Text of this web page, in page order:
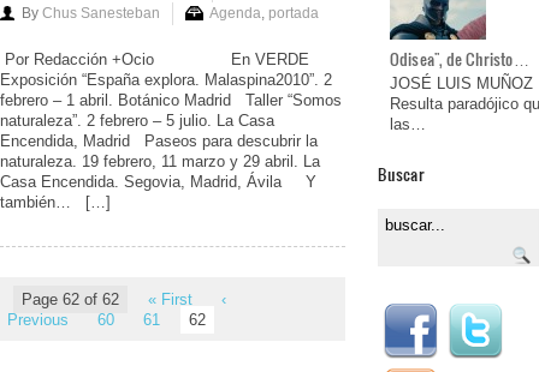
By Chus Sanesteban Agenda, portada
Por Redacción +Ocio En VERDE
Exposición “España explora. Malaspina2010”. 2
febrero – 1 abril. Botánico Madrid Taller “Somos
naturaleza”. 2 febrero – 5 julio. La Casa
Encendida, Madrid Paseos para descubrir la
naturaleza. 19 febrero, 11 marzo y 29 abril. La
Casa Encendida. Segovia, Madrid, Ávila Y
también… […]
Page 62 of 62 « First
‹
Previous
60 61 62
Odisea", de Christo…
JOSÉ LUIS MUÑOZ
Resulta paradójico
las…
Buscar